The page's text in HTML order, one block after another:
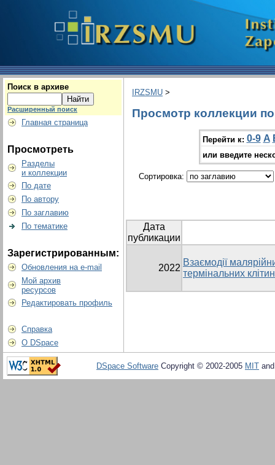
Поиск в архиве
Расширенный поиск
Главная страница
Просмотреть
Разделы
и коллекции
По дате
По автору
По заглавию
По тематике
Зарегистрированным:
Обновления на e-mail
Мой архив
ресурсов
Редактировать профиль
Справка
О DSpace
IRZSMU >
Просмотр коллекции
Перейти к: 0-9 A
или введите
Сортировка:
Дата
публикации
2022
Взаємодії
термінальних
DSpace Software Copyright © 2002-2005 MIT